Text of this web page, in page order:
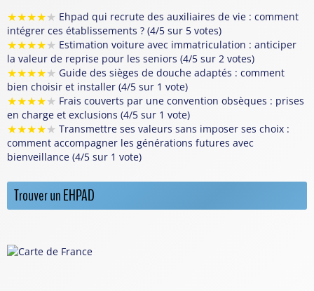
★★★★★ Ehpad qui recrute des auxiliaires de vie : comment
intégrer ces établissements ? (4/5 sur 5 votes)
★★★★★ Estimation voiture avec immatriculation : anticiper
la valeur de reprise pour les seniors (4/5 sur 2 votes)
★★★★★ Guide des sièges de douche adaptés : comment
bien choisir et installer (4/5 sur 1 vote)
★★★★★ Frais couverts par une convention obsèques : prises
en charge et exclusions (4/5 sur 1 vote)
★★★★★ Transmettre ses valeurs sans imposer ses choix :
comment accompagner les générations futures avec
bienveillance (4/5 sur 1 vote)
Trouver un EHPAD